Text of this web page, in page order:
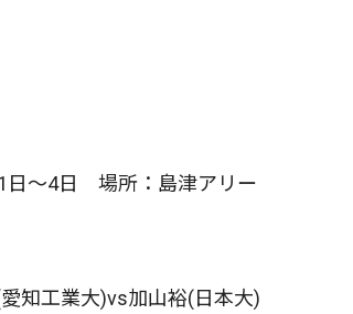
日～4日 場所：島津アリー
知工業大)vs加山裕(日本大)